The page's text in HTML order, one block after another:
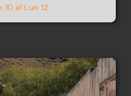
10 al Lun 12